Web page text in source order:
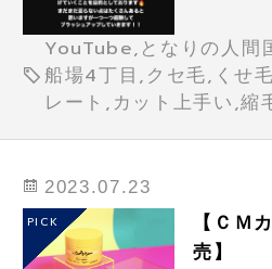
YouTube,となりの人間
船場4丁目,クセ毛,くせ
レート,カット上手い,縮
2023.07.23
PICK
【ＣＭ
売】